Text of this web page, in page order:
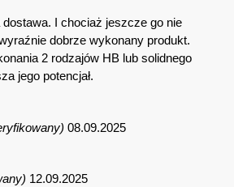
I chociaż jeszcze go nie
dobrze wykonany produkt.
2 rodzajów HB lub solidnego
jego potencjał.
08.09.2025
12.09.2025